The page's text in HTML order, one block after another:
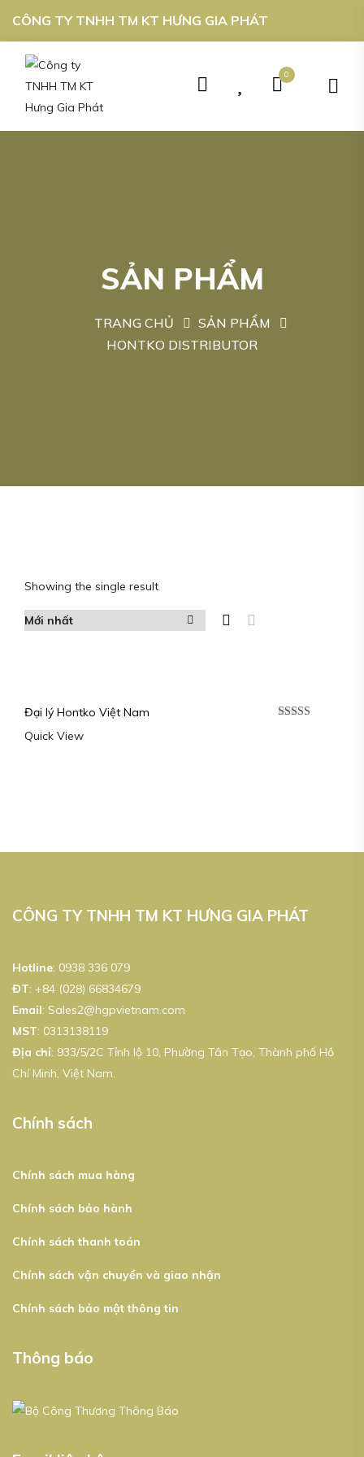
CÔNG TY TNHH TM KT HƯNG GIA PHÁT
0
SẢN PHẨM
TRANG CHỦ
SẢN PHẨM
HONTKO DISTRIBUTOR
Showing the single result
Đại lý Hontko Việt Nam
Quick View
CÔNG TY TNHH TM KT HƯNG GIA PHÁT
Hotline: 0938 336 079
ĐT: +84 (028) 66834679
Email: Sales2@hgpvietnam.com
MST: 0313138119
Địa chỉ: 933/5/2C Tỉnh lộ 10, Phường Tân Tạo, Thành phố Hồ
Chí Minh, Việt Nam.
Chính sách
Chính sách mua hàng
Chính sách bảo hành
Chính sách thanh toán
Chính sách vận chuyển và giao nhận
Chính sách bảo mật thông tin
Thông báo